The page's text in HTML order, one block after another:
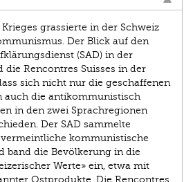
grassierte in der Schweiz
Der Blick auf den
(SAD) in der
die Rencontres Suisses in der
sich nicht nur die geschaffenen
auch die antikommunistisch
in den zwei Sprachregionen
Der SAD sammelte
kommunistische
band die Bevölkerung in die
Werte» ein, etwa mit
Ostprodukte. Die Rencontres